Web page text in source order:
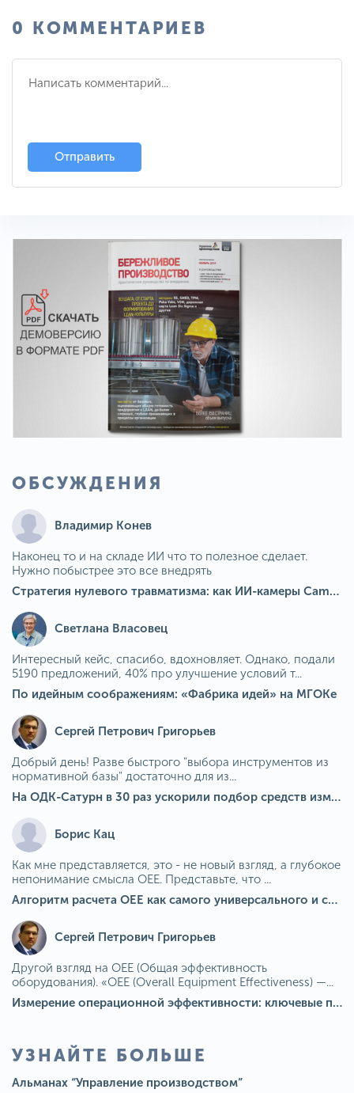
0 КОММЕНТАРИЕВ
Отправить
ОБСУЖДЕНИЯ
Владимир Конев
Наконец то и на складе ИИ что то полезное сделает.
Нужно побыстрее это все внедрять
Стратегия нулевого травматизма: как ИИ-камеры Camkord снижают риск наезда на пешехода при работе на погрузчике
Светлана Власовец
Интересный кейс, спасибо, вдохновляет. Однако, подали
5190 предложений, 40% про улучшение условий т...
По идейным соображениям: «Фабрика идей» на МГОКе
Сергей Петрович Григорьев
Добрый день! Разве быстрого "выбора инструментов из
нормативной базы" достаточно для из...
На ОДК-Сатурн в 30 раз ускорили подбор средств измерения для контроля качества продукции
Борис Кац
Как мне представляется, это - не новый взгляд, а глубокое
непонимание смысла OEE. Представьте, что ...
Алгоритм расчета ОЕЕ как самого универсального и современного показателя эффективности оборудования в мире
Сергей Петрович Григорьев
Другой взгляд на OEE (Общая эффективность
оборудования). «OEE (Overall Equipment Effectiveness) —...
Измерение операционной эффективности: ключевые показатели для непрерывного совершенствования
УЗНАЙТЕ БОЛЬШЕ
Альманах “Управление производством”